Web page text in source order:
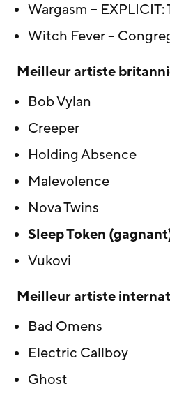
Wargasm –
Witch Fever –
Meilleur artiste
Bob Vylan
Creeper
Holding Absence
Malevolence
Nova Twins
Sleep Token
Vukovi
Meilleur artiste
Bad Omens
Electric Callboy
Ghost